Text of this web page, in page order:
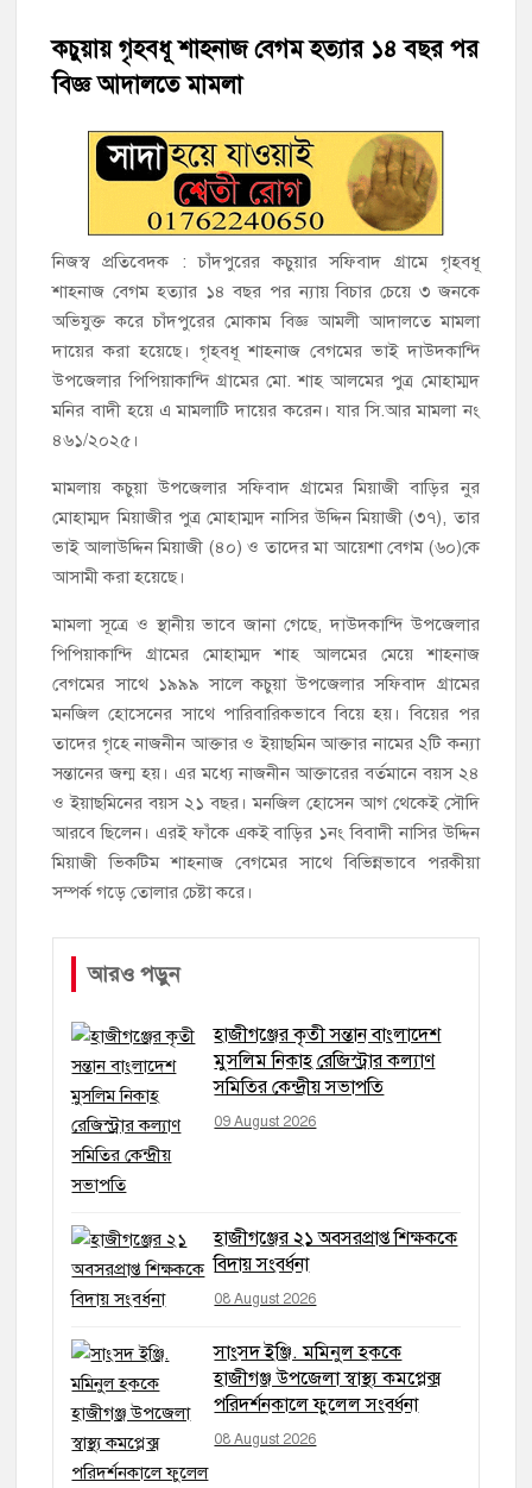
হাজীগঞ্জের টোরাগড় কাজী বাড়ি সড়কে রহিমা ভবনের প্রধান ফটক লক
হাজীগঞ্জ পৌরসভার মেয়র প্রার্থী অ্যাড. টিটু টোরাগড় পূর্বপাড়া জামে
হাজীগঞ্জে শিক্ষার্থীদের লেখাপড়ার মানোন্নয়নে ও উপস্থিতি নিশ্চিতকরণে
হাজীগঞ্জে অস্বাস্থ্যকর পরিবেশে খাবার প্রস্তুত: ২ হোটেলকে ৪৫ হাজার
টাকা জরিমানা
হাজীগঞ্জে ৬ বছরের শিশুকে ধর্ষণের অভিযোগে কেয়ারটেকার আটক
কচুয়ায় গৃহবধূ শাহনাজ বেগম হত্যার ১৪ বছর পর
বিজ্ঞ আদালতে মামলা
নিজস্ব প্রতিবেদক : চাঁদপুরের কচুয়ার সফিবাদ গ্রামে গৃহবধূ
শাহনাজ বেগম হত্যার ১৪ বছর পর ন্যায় বিচার চেয়ে ৩ জনকে
অভিযুক্ত করে চাঁদপুরের মোকাম বিজ্ঞ আমলী আদালতে মামলা
দায়ের করা হয়েছে। গৃহবধূ শাহনাজ বেগমের ভাই দাউদকান্দি
উপজেলার পিপিয়াকান্দি গ্রামের মো. শাহ আলমের পুত্র মোহাম্মদ
মনির বাদী হয়ে এ মামলাটি দায়ের করেন। যার সি.আর মামলা নং
৪৬১/২০২৫।
মামলায় কচুয়া উপজেলার সফিবাদ গ্রামের মিয়াজী বাড়ির নুর
মোহাম্মদ মিয়াজীর পুত্র মোহাম্মদ নাসির উদ্দিন মিয়াজী (৩৭), তার
ভাই আলাউদ্দিন মিয়াজী (৪০) ও তাদের মা আয়েশা বেগম (৬০)কে
আসামী করা হয়েছে।
মামলা সূত্রে ও স্থানীয় ভাবে জানা গেছে, দাউদকান্দি উপজেলার
পিপিয়াকান্দি গ্রামের মোহাম্মদ শাহ আলমের মেয়ে শাহনাজ
বেগমের সাথে ১৯৯৯ সালে কচুয়া উপজেলার সফিবাদ গ্রামের
মনজিল হোসেনের সাথে পারিবারিকভাবে বিয়ে হয়। বিয়ের পর
তাদের গৃহে নাজনীন আক্তার ও ইয়াছমিন আক্তার নামের ২টি কন্যা
সন্তানের জন্ম হয়। এর মধ্যে নাজনীন আক্তারের বর্তমানে বয়স ২৪
ও ইয়াছমিনের বয়স ২১ বছর। মনজিল হোসেন আগ থেকেই সৌদি
আরবে ছিলেন। এরই ফাঁকে একই বাড়ির ১নং বিবাদী নাসির উদ্দিন
মিয়াজী ভিকটিম শাহনাজ বেগমের সাথে বিভিন্নভাবে পরকীয়া
সম্পর্ক গড়ে তোলার চেষ্টা করে।
আরও পড়ুন
হাজীগঞ্জের কৃতী সন্তান বাংলাদেশ
মুসলিম নিকাহ রেজিস্ট্রার কল্যাণ
সমিতির কেন্দ্রীয় সভাপতি
09 August 2026
হাজীগঞ্জের ২১ অবসরপ্রাপ্ত শিক্ষককে
বিদায় সংবর্ধনা
08 August 2026
সাংসদ ইঞ্জি. মমিনুল হককে
হাজীগঞ্জ উপজেলা স্বাস্থ্য কমপ্লেক্স
পরিদর্শনকালে ফুলেল সংবর্ধনা
08 August 2026